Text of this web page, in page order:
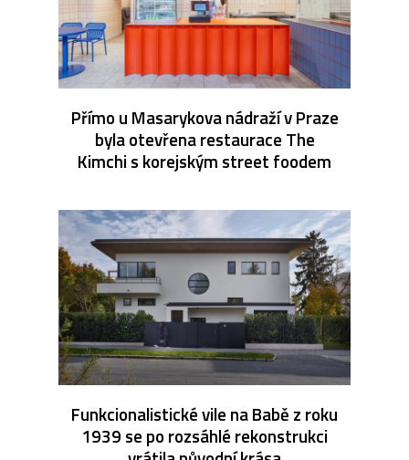
Přímo u Masarykova nádraží v Praze
byla otevřena restaurace The
Kimchi s korejským street foodem
Funkcionalistické vile na Babě z roku
1939 se po rozsáhlé rekonstrukci